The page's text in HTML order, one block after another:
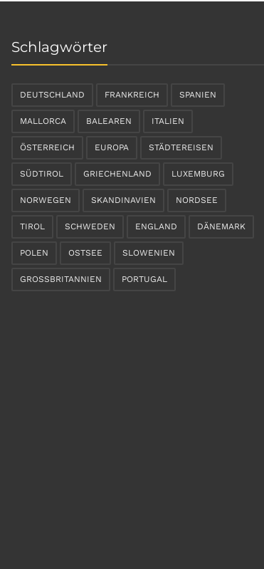
Schlagwörter
DEUTSCHLAND FRANKREICH SPANIEN
MALLORCA BALEAREN ITALIEN
ÖSTERREICH EUROPA STÄDTEREISEN
SÜDTIROL GRIECHENLAND LUXEMBURG
NORWEGEN SKANDINAVIEN NORDSEE
TIROL SCHWEDEN ENGLAND DÄNEMARK
POLEN OSTSEE SLOWENIEN
GROSSBRITANNIEN PORTUGAL